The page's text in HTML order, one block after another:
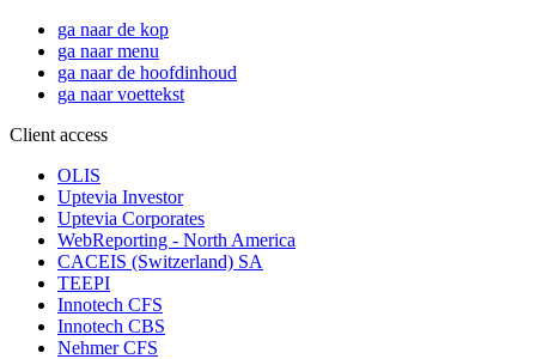
ga naar de kop
ga naar menu
ga naar de hoofdinhoud
ga naar voettekst
Client access
OLIS
Uptevia Investor
Uptevia Corporates
WebReporting - North America
CACEIS (Switzerland) SA
TEEPI
Innotech CFS
Innotech CBS
Nehmer CFS